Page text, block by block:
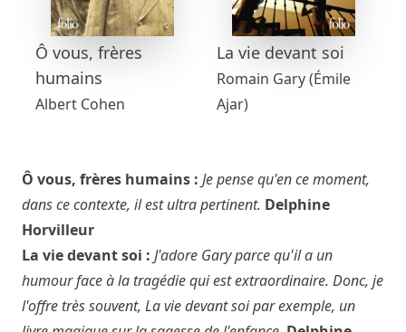
Ô vous, frères
humains
Albert Cohen
La vie devant soi
Romain Gary (Émile
Ajar)
Ô vous, frères humains : Je pense qu'en ce moment,
dans ce contexte, il est ultra pertinent. Delphine
Horvilleur
La vie devant soi : J'adore Gary parce qu'il a un
humour face à la tragédie qui est extraordinaire. Donc, je
l'offre très souvent, La vie devant soi par exemple, un